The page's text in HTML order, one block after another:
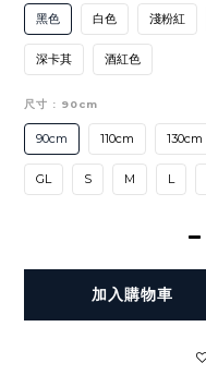
黑色 白色 淺粉紅
深卡其 酒紅色
尺寸 : 90cm
90cm 110cm 130cm
GL S M L
加入購物車